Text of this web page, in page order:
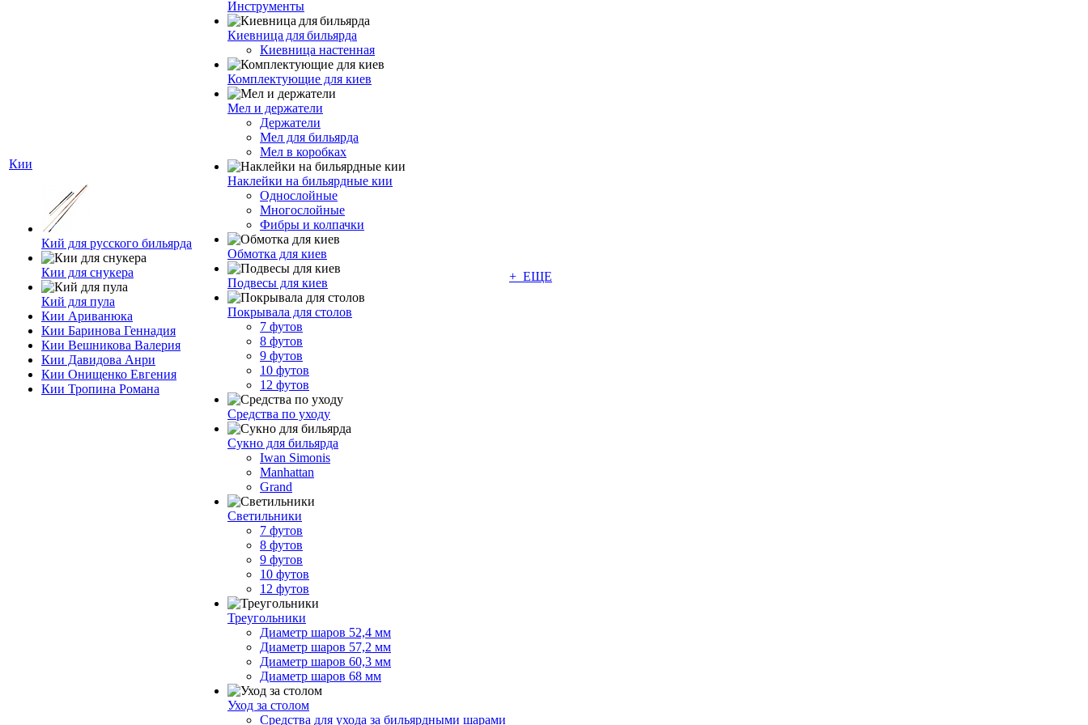
Кии
Кий для русского бильярда
Кии для снукера
Кий для пула
Кии Ариванюка
Кии Баринова Геннадия
Кии Вешникова Валерия
Кии Давидова Анри
Кии Онищенко Евгения
Кии Тропина Романа
Инструменты
Киевница для бильярда
Киевница настенная
Комплектующие для киев
Мел и держатели
Держатели
Мел для бильярда
Мел в коробках
Наклейки на бильярдные кии
Однослойные
Многослойные
Фибры и колпачки
Обмотка для киев
Подвесы для киев
Покрывала для столов
7 футов
8 футов
9 футов
10 футов
12 футов
Средства по уходу
Сукно для бильярда
Iwan Simonis
Manhattan
Grand
Светильники
7 футов
8 футов
9 футов
10 футов
12 футов
Треугольники
Диаметр шаров 52,4 мм
Диаметр шаров 57,2 мм
Диаметр шаров 60,3 мм
Диаметр шаров 68 мм
Уход за столом
Средства для ухода за бильярдными шарами
+ ЕЩЕ